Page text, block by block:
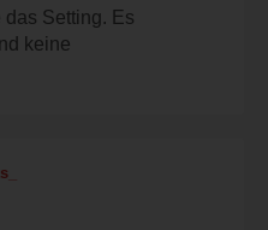
Setting. Es
keine